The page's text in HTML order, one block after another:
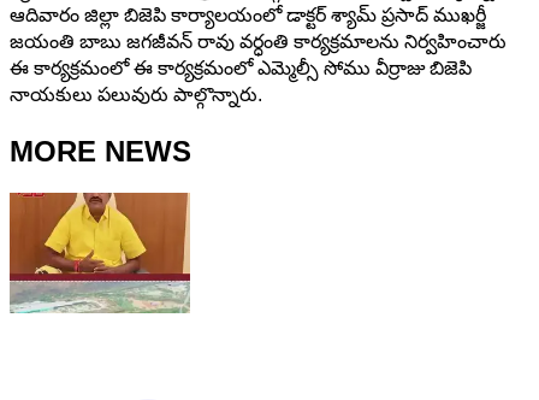
ఆదివారం జిల్లా బిజెపి కార్యాలయంలో డాక్టర్ శ్యామ్ ప్రసాద్ ముఖర్జీ
జయంతి బాబు జగజీవన్ రావు వర్ధంతి కార్యక్రమాలను నిర్వహించారు
ఈ కార్యక్రమంలో ఈ కార్యక్రమంలో ఎమ్మెల్సీ సోము వీర్రాజు బిజెపి
నాయకులు పలువురు పాల్గొన్నారు.
MORE NEWS